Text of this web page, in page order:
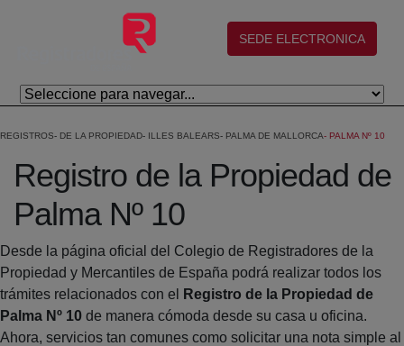
Salta al contingut principal
(abre en nueva ventana)
SEDE ELECTRONICA
REGISTROS DE LA PROPIEDAD ILLES BALEARS PALMA DE MALLORCA PALMA Nº 10
Registro de la Propiedad de
Palma Nº 10
Desde la página oficial del Colegio de Registradores de la
Propiedad y Mercantiles de España podrá realizar todos los
trámites relacionados con el
Registro de la Propiedad de
Palma Nº 10 de manera cómoda desde su casa u oficina.
Ahora, servicios tan comunes como solicitar una nota simple al